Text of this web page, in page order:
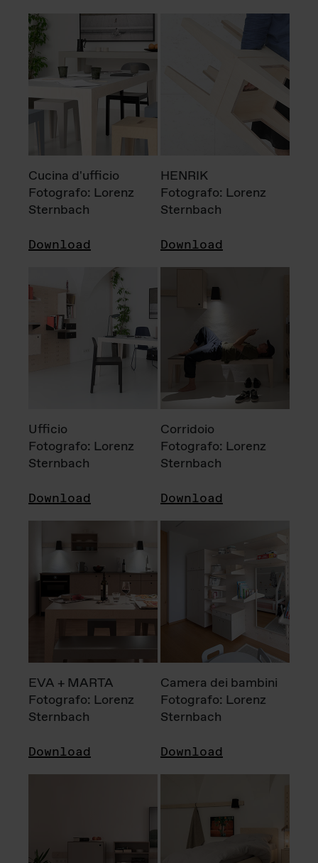
Cucina d'ufficio
Fotografo: Lorenz
Sternbach
Download
HENRIK
Fotografo: Lorenz
Sternbach
Download
Ufficio
Fotografo: Lorenz
Sternbach
Download
Corridoio
Fotografo: Lorenz
Sternbach
Download
EVA + MARTA
Fotografo: Lorenz
Sternbach
Download
Camera dei bambini
Fotografo: Lorenz
Sternbach
Download